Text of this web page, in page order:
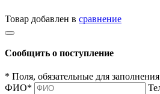
Товар добавлен в сравнение
Сообщить о поступление
* Поля, обязательные для заполнения
ФИО*